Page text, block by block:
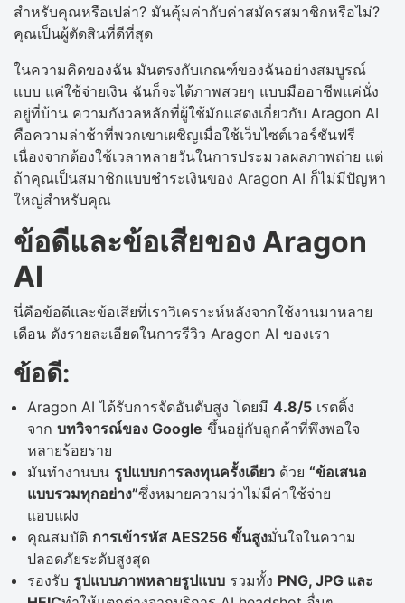
สำหรับคุณหรือเปล่า? มันคุ้มค่ากับค่าสมัครสมาชิกหรือไม่?
คุณเป็นผู้ตัดสินที่ดีที่สุด
ในความคิดของฉัน มันตรงกับเกณฑ์ของฉันอย่างสมบูรณ์
แบบ แค่ใช้จ่ายเงิน ฉันก็จะได้ภาพสวยๆ แบบมืออาชีพแค่นั่ง
อยู่ที่บ้าน ความกังวลหลักที่ผู้ใช้มักแสดงเกี่ยวกับ Aragon AI
คือความล่าช้าที่พวกเขาเผชิญเมื่อใช้เว็บไซต์เวอร์ชันฟรี
เนื่องจากต้องใช้เวลาหลายวันในการประมวลผลภาพถ่าย แต่
ถ้าคุณเป็นสมาชิกแบบชำระเงินของ Aragon AI ก็ไม่มีปัญหา
ใหญ่สำหรับคุณ
ข้อดีและข้อเสียของ Aragon
AI
นี่คือข้อดีและข้อเสียที่เราวิเคราะห์หลังจากใช้งานมาหลาย
เดือน ดังรายละเอียดในการรีวิว Aragon AI ของเรา
ข้อดี:
Aragon AI ได้รับการจัดอันดับสูง โดยมี 4.8/5 เรตติ้ง
จาก บทวิจารณ์ของ Google ขึ้นอยู่กับลูกค้าที่พึงพอใจ
หลายร้อยราย
มันทำงานบน รูปแบบการลงทุนครั้งเดียว ด้วย “ข้อเสนอ
แบบรวมทุกอย่าง”ซึ่งหมายความว่าไม่มีค่าใช้จ่าย
แอบแฝง
คุณสมบัติ การเข้ารหัส AES256 ขั้นสูงมั่นใจในความ
ปลอดภัยระดับสูงสุด
รองรับ รูปแบบภาพหลายรูปแบบ รวมทั้ง PNG, JPG และ